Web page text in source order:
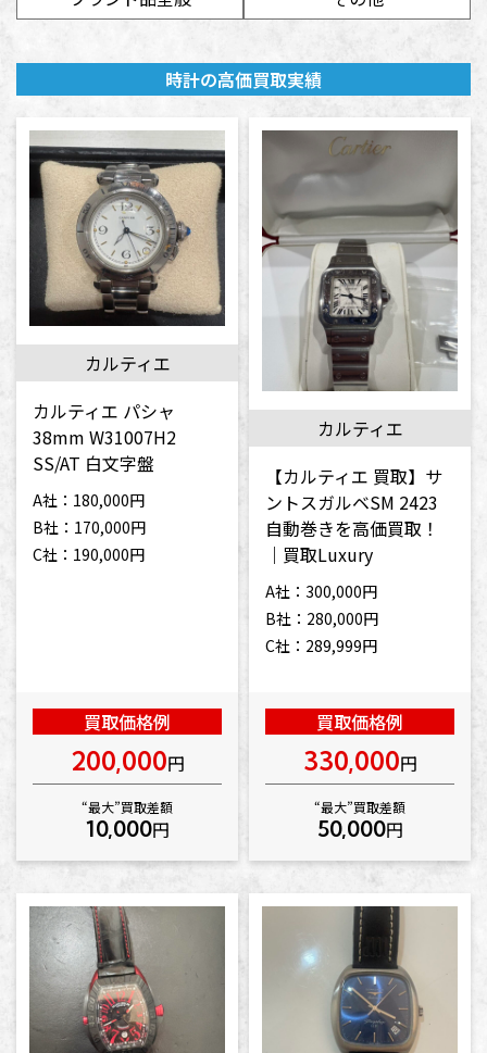
時計の高価買取実績
カルティエ
カルティエ パシャ
38mm W31007H2
SS/AT 白文字盤
A社：180,000円
B社：170,000円
C社：190,000円
買取価格例
200,000円
“最大”買取差額
10,000円
カルティエ
【カルティエ 買取】サ
ントスガルベSM 2423
自動巻きを高価買取！
｜買取Luxury
A社：300,000円
B社：280,000円
C社：289,999円
買取価格例
330,000円
“最大”買取差額
50,000円